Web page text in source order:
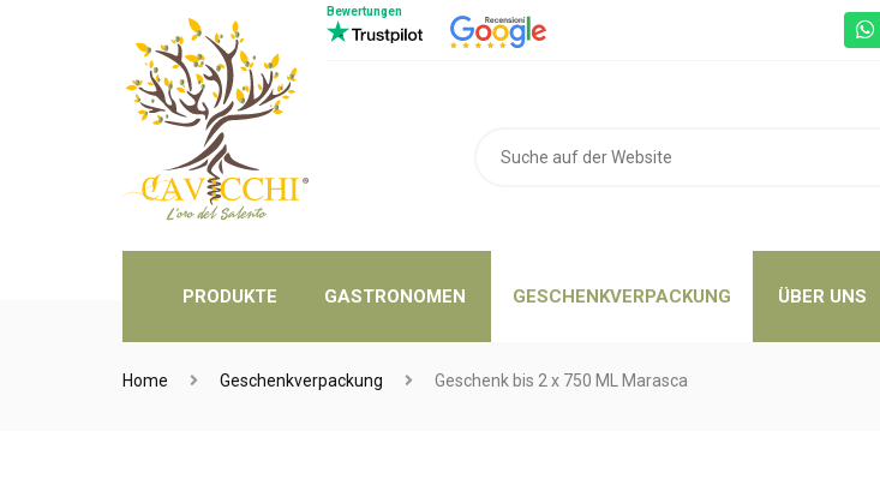
Bewertungen
PRODUKTE GASTRONOMEN GESCHENKVERPACKUNG ÜBER UNS
Home Geschenkverpackung Geschenk bis 2 x 750 ML Marasca